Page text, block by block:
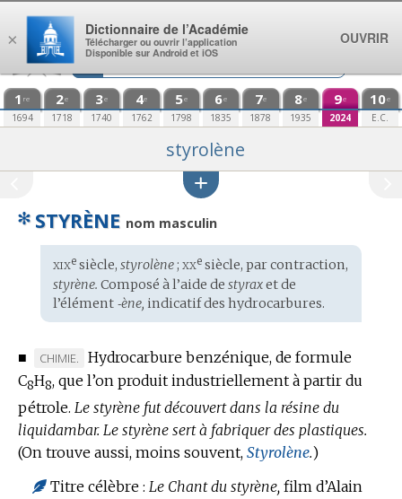
Aller au contenu
1 re
1694
2e
1718
3e
1740
4e
1762
5e
1798
6e
1835
7e
1878
8e
1935
9e
2024
10e
E.C.
styrolène
✻ STYRÈNE nom masculin
Étymologie
:
xixesiècle, styrolène; xxesiècle, par contraction,
styrène. Composé à l’aide de styraxet de
l’élément ‑ène, indicatif des hydrocarbures.
■
MARQUE
DE
DOMAINE
:
CHIMIE.
Hydrocarbure benzénique, de formule
C8H8, que l’on produit industriellement à partir du
pétrole. Le styrène fut découvert dans la résine du
liquidambar. Le styrène sert à fabriquer des plastiques.
(On trouve aussi, moins souvent, Styrolène.)
Titre célèbre : Le Chant du styrène, film d’Alain
×
Dictionnaire de l’Académie
Télécharger ou ouvrir l’application
Disponible sur Android et iOS
OUVRIR